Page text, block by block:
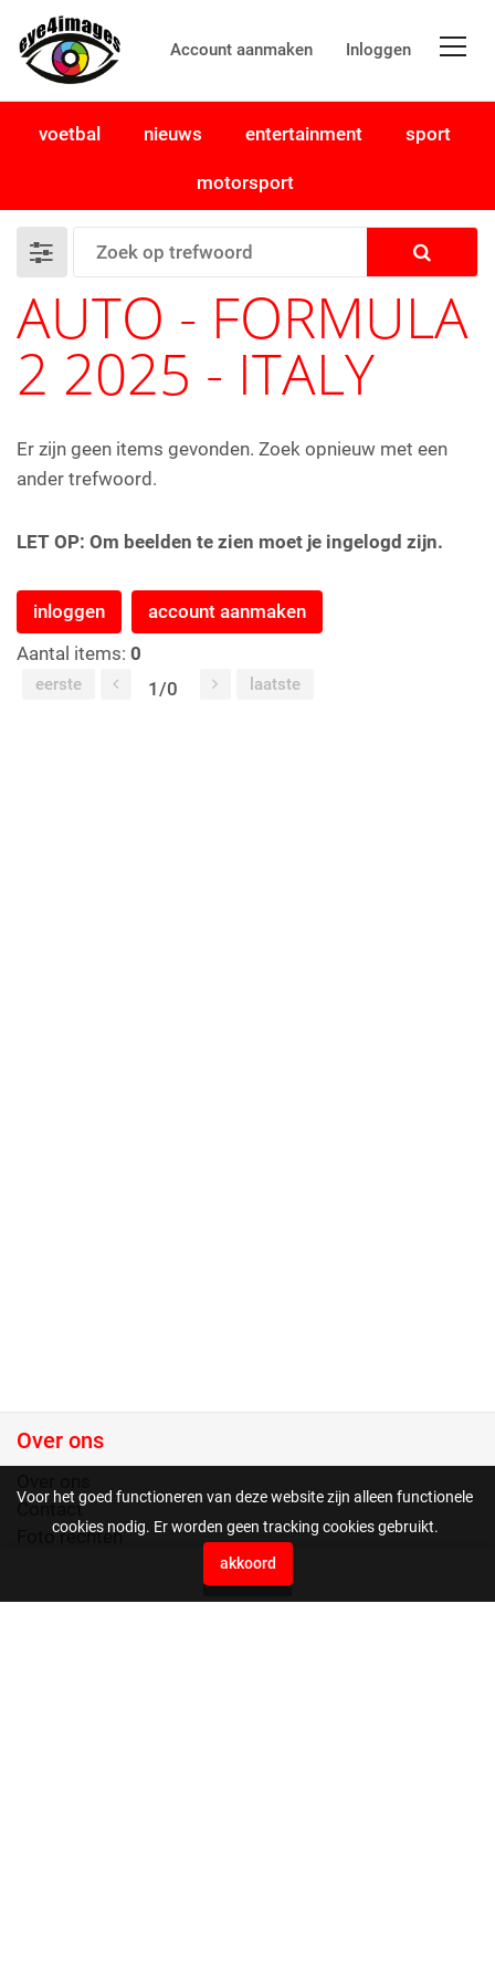
Account aanmaken Inloggen
0
voetbal nieuws entertainment sport
motorsport
AUTO - FORMULA
2 2025 - ITALY
Er zijn geen items gevonden. Zoek opnieuw met een
ander trefwoord.
LET OP: Om beelden te zien moet je ingelogd zijn.
inloggen
account aanmaken
Aantal items: 0
eerste 1/0 laatste
Over ons
Contact
Foto rechten
Voor het goed functioneren van deze website zijn alleen functionele
cookies nodig. Er worden geen tracking cookies gebruikt.
akkoord